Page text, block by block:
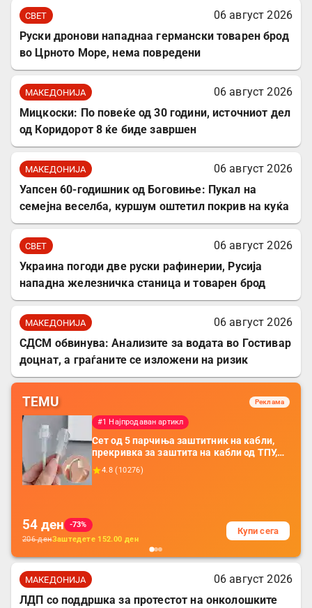
СВЕТ
06 август 2026
Руски дронови нападнаа германски товарен брод
во Црното Море, нема повредени
МАКЕДОНИЈА
06 август 2026
Мицкоски: По повеќе од 30 години, источниот дел
од Коридорот 8 ќе биде завршен
МАКЕДОНИЈА
06 август 2026
Уапсен 60-годишник од Боговиње: Пукал на
семејна веселба, куршум оштетил покрив на куќа
СВЕТ
06 август 2026
Украина погоди две руски рафинерии, Русија
нападна железничка станица и товарен брод
МАКЕДОНИЈА
06 август 2026
СДСМ обвинува: Анализите за водата во Гостивар
доцнат, а граѓаните се изложени на ризик
TEMU Реклама
#1 Најпродаван артикл
Сет од 5 парчиња заштитник на кабли,
прекривка за заштита на кабли од ТПУ,
додатоци за заштита на кабли, без
батерија, за мобилни телефони, комплет
4.8 ( 10276)
54 ден
-73%
206денЗаштедете 152.00 ден
Купи сега
МАКЕДОНИЈА
06 август 2026
ЛДП со поддршка за протестот на онколошките